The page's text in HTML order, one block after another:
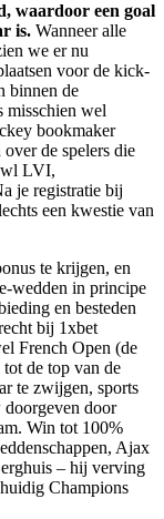
waardoor een goal
is. Wanneer alle
we er nu
voor de kick-
binnen de
misschien wel
bookmaker
de spelers die
LVI,
je registratie bij
een kwestie van
te krijgen, en
wedden in principe
en besteden
bij 1xbet
French Open (de
de top van de
te zwijgen, sports
door
Win tot 100%
Ajax
– hij verving
Champions